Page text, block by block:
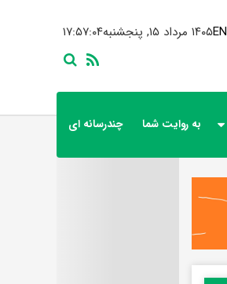
۱۷:۵۷:۰۵ ۱۴۰۵ مرداد ۱۵, پنجشنبهEN
به روایت شما چندرسانه ای